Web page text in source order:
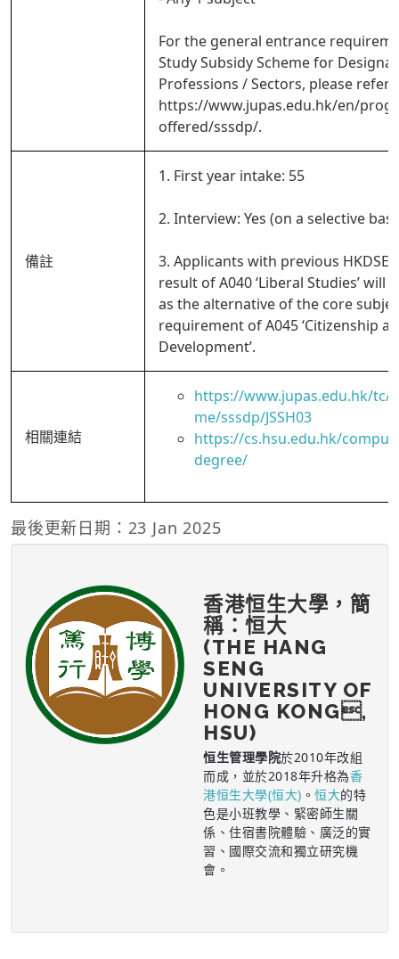
For the general entrance
Study Subsidy Scheme for
Professions / Sectors, please refer
https://www.jupas.edu.hk/en/
offered/sssdp/.
備註
1. First year intake: 55
2. Interview: Yes (on a selective
3. Applicants with previous HKDSE
result of A040 ‘Liberal Studies’ will
as the alternative of the core
requirement of A045 ‘Citizenship
Development’.
相關連結
https://www.jupas.edu.hk/tc/
me/sssdp/JSSH03
https://cs.hsu.edu.hk/
degree/
最後更新日期：23 Jan 2025
香港恒生大學，簡
稱：恒大
(THE HANG
SENG
UNIVERSITY OF
HONG KONG,
HSU)
恒生管理學院於2010年改組
而成，並於2018年升格為香
港恒生大學(恒大) 。 恒大的特
色是小班教學、緊密師生關
係、住宿書院體驗、廣泛的實
習、國際交流和獨立研究機
會。